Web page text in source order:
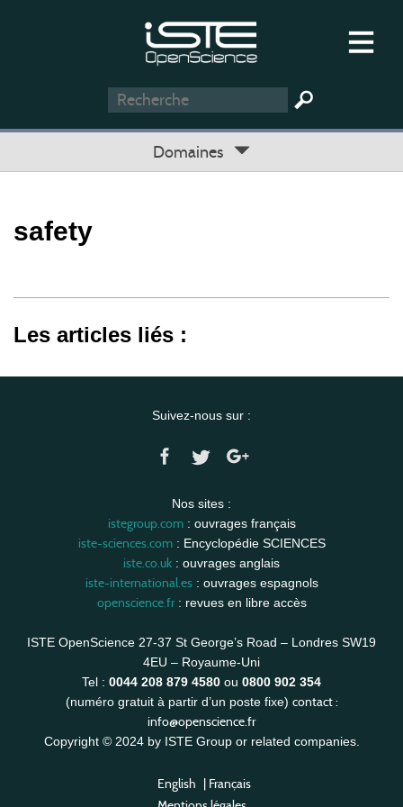
Domaines
safety
Les articles liés :
Suivez-nous sur :
Nos sites :
istegroup.com: ouvrages français
iste-sciences.com: Encyclopédie SCIENCES
iste.co.uk : ouvrages anglais
iste-international.es: ouvrages espagnols
openscience.fr: revues en libre accès
ISTE OpenScience 27-37 St George’s Road – Londres SW19
4EU – Royaume-Uni
Tel : 0044 208 879 4580 ou 0800 902 354
(numéro gratuit à partir d’un poste fixe) contact :
info@openscience.fr
Copyright © 2024 by ISTE Group or related companies.
English | Français